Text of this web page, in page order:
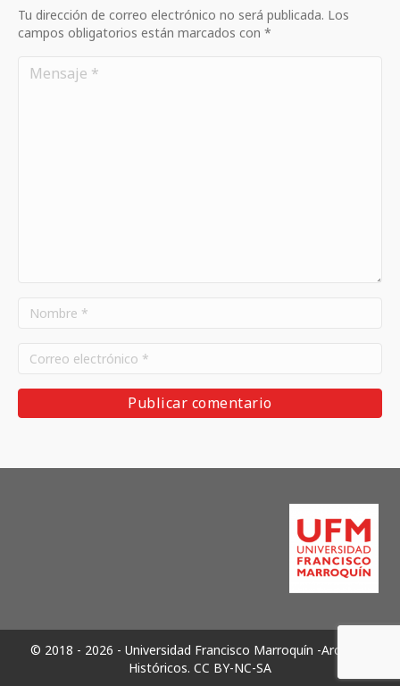
Tu dirección de correo electrónico no será publicada. Los
campos obligatorios están marcados con *
© 2018 - 2026 - Universidad Francisco Marroquín -Archivos
Históricos. CC BY-NC-SA